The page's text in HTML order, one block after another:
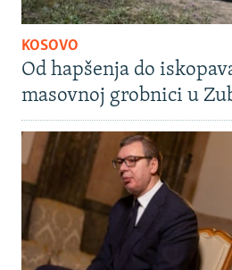
KOSOVO
Od hapšenja do
masovnoj grobnici u